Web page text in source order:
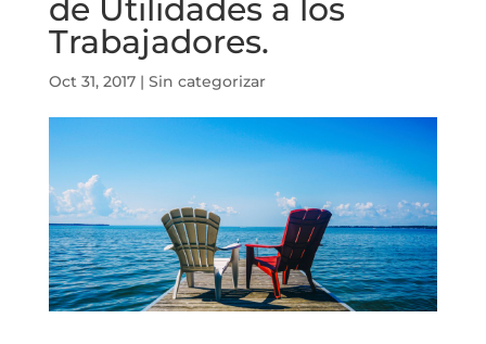
de Utilidades a los
Trabajadores.
Oct 31, 2017| Sin categorizar